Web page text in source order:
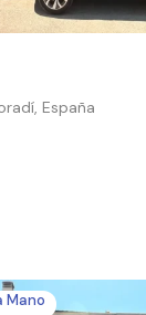
España
Mano